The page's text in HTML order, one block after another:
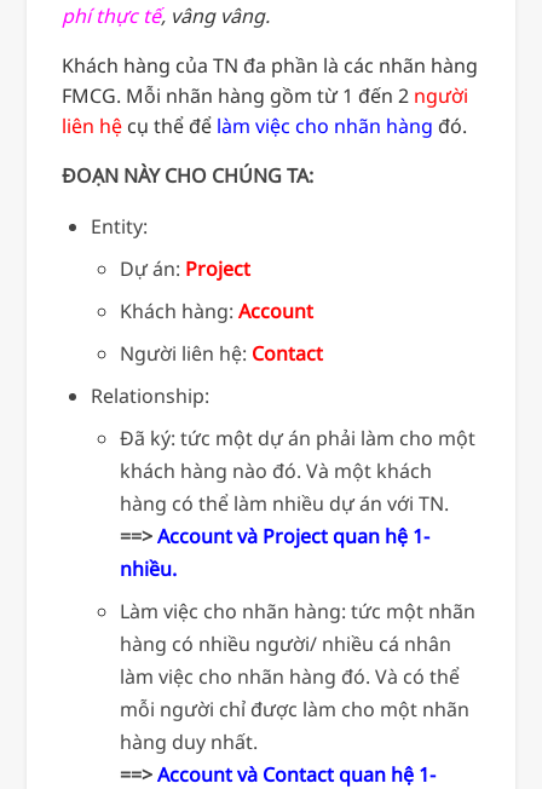
phí thực tế, vâng vâng.
Khách hàng của TN đa phần là các nhãn hàng
FMCG. Mỗi nhãn hàng gồm từ 1 đến 2 người
liên hệcụ thể để làm việc cho nhãn hàng đó.
ĐOẠN NÀY CHO CHÚNG TA:
Entity:
Dự án: Project
Khách hàng: Account
Người liên hệ: Contact
Relationship:
Đã ký: tức một dự án phải làm cho một
khách hàng nào đó. Và một khách
hàng có thể làm nhiều dự án với TN.
==>Account và Project quan hệ 1-
nhiều.
Làm việc cho nhãn hàng: tức một nhãn
hàng có nhiều người/ nhiều cá nhân
làm việc cho nhãn hàng đó. Và có thể
mỗi người chỉ được làm cho một nhãn
hàng duy nhất.
==>Account và Contact quan hệ 1-